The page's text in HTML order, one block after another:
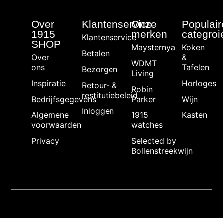
Over
1915
SHOP
Over
ons
Inspiratie
Bedrijfsgegevens
Algemene
voorwaarden
Privacy
Klantenservice
Klantenservice
Betalen
Bezorgen
Retour- &
restitutiebeleid
Inloggen
Onze
merken
Maysternya
WDMT
Living
Robin
Parker
1915
watches
Selected by
Bollenstreekwijn
Koken
&
Tafelen
Horloges
Wijn
Kasten